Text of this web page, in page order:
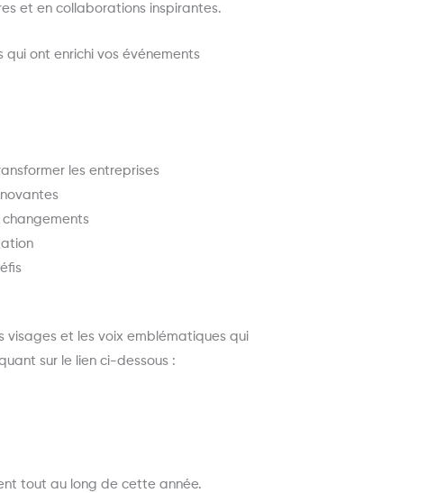
et en collaborations inspirantes.
qui ont enrichi vos événements
les entreprises
visages et les voix emblématiques qui
sur le lien ci-dessous :
tout au long de cette année.